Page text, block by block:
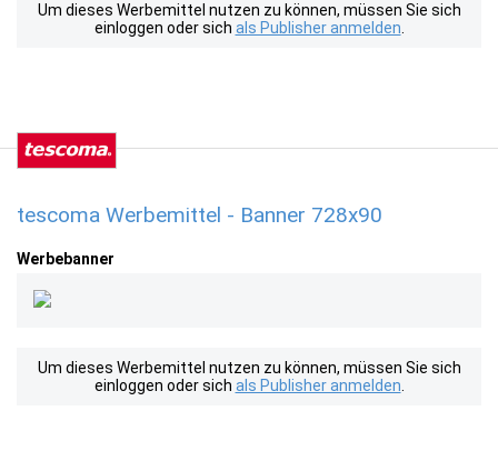
Um dieses Werbemittel nutzen zu können, müssen Sie sich
einloggen oder sich als Publisher anmelden
tescoma Werbemittel - Banner 728x90
Werbebanner
Um dieses Werbemittel nutzen zu können, müssen Sie sich
einloggen oder sich als Publisher anmelden